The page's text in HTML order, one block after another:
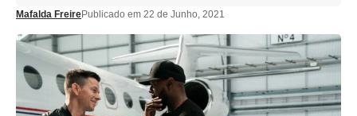
Mafalda FreirePublicado em 22 de Junho, 2021